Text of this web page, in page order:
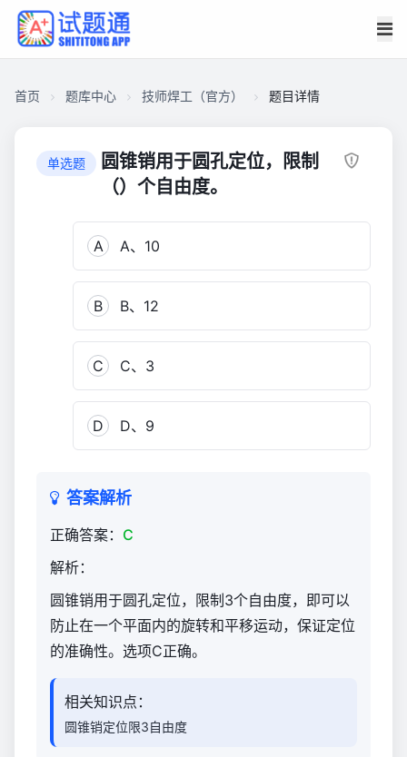
首页 题库中心 技师焊工（官方） 题目详情
单选题
圆锥销用于圆孔定位，限制
（）个自由度。
A A、10
B B、12
C C、3
D D、9
答案解析
正确答案： C
解析：
圆锥销用于圆孔定位，限制3个自由度，即可以
防止在一个平面内的旋转和平移运动，保证定位
的准确性。选项C正确。
相关知识点：
圆锥销定位限3自由度